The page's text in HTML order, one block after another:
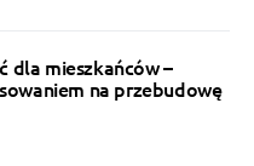
dla mieszkańców –
na przebudowę